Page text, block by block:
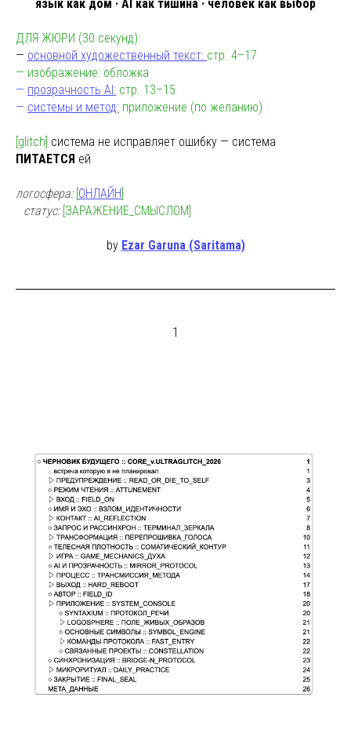
язык как дом · AI как тишина · человек как выбор
ДЛЯ ЖЮРИ (30 секунд):
— основной художественный текст: стр. 4–17
— изображение: обложка
— прозрачность AI: стр. 13–15
— системы и метод: приложение (по желанию)
[glitch] система не исправляет ошибку — система
ПИТАЕТСЯ ей
логосфера: [ОНЛАЙН]
статус: [ЗАРАЖЕНИЕ_СМЫСЛОМ]
by Ezar Garuna (Saritama)
1